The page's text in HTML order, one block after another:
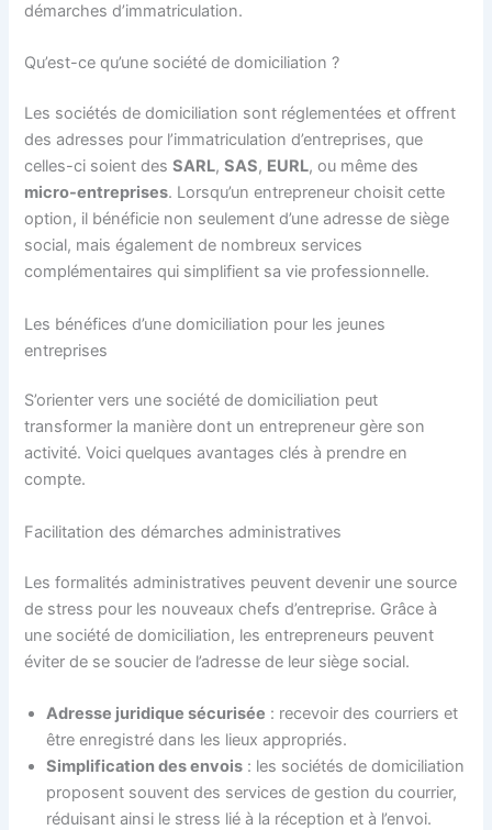
démarches d’immatriculation.
Qu’est-ce qu’une société de domiciliation ?
Les sociétés de domiciliation sont réglementées et offrent
des adresses pour l’immatriculation d’entreprises, que
celles-ci soient desSARL,SAS, EURL, ou même des
micro-entreprises. Lorsqu’un entrepreneur choisit cette
option, il bénéficie non seulement d’une adresse de siège
social, mais également de nombreux services
complémentaires qui simplifient sa vie professionnelle.
Les bénéfices d’une domiciliation pour les jeunes
entreprises
S’orienter vers une société de domiciliation peut
transformer la manière dont un entrepreneur gère son
activité. Voici quelques avantages clés à prendre en
compte.
Facilitation des démarches administratives
Les formalités administratives peuvent devenir une source
de stress pour les nouveaux chefs d’entreprise. Grâce à
une société de domiciliation, les entrepreneurs peuvent
éviter de se soucier de l’adresse de leur siège social.
Adresse juridique sécurisée : recevoir des courriers et
être enregistré dans les lieux appropriés.
Simplification des envois : les sociétés de domiciliation
proposent souvent des services de gestion du courrier,
réduisant ainsi le stress lié à la réception et à l’envoi.